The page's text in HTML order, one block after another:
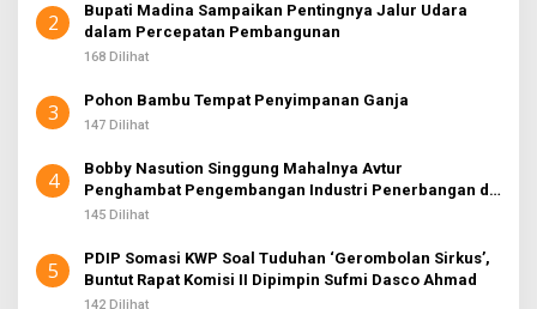
2
Bupati Madina Sampaikan Pentingnya Jalur Udara
dalam Percepatan Pembangunan
168 Dilihat
3 Pohon Bambu Tempat Penyimpanan Ganja
147 Dilihat
4
Bobby Nasution Singgung Mahalnya Avtur
Penghambat Pengembangan Industri Penerbangan di
Sumut
145 Dilihat
5
PDIP Somasi KWP Soal Tuduhan ‘Gerombolan Sirkus’,
Buntut Rapat Komisi II Dipimpin Sufmi Dasco Ahmad
142 Dilihat